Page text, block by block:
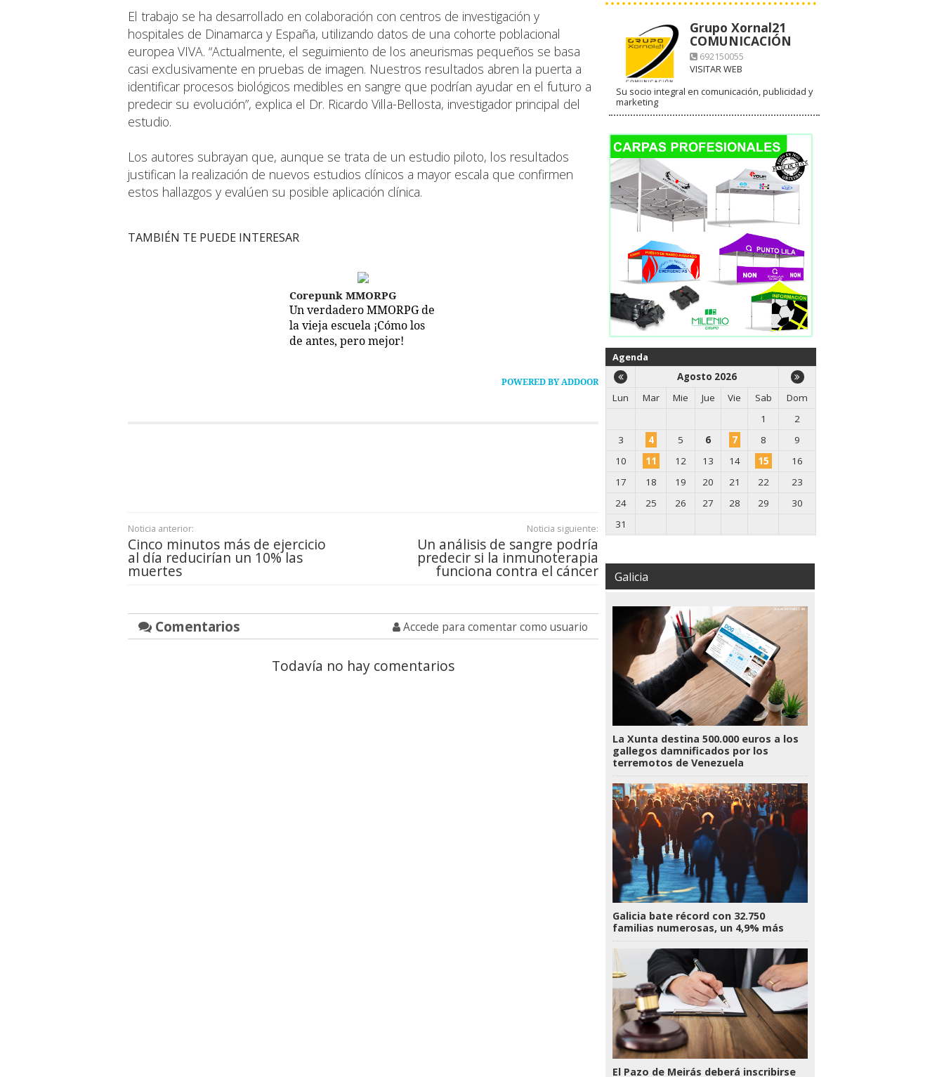
El trabajo se ha desarrollado en colaboración con centros de investigación y
hospitales de Dinamarca y España, utilizando datos de una cohorte poblacional
europea VIVA. “Actualmente, el seguimiento de los aneurismas pequeños se basa
casi exclusivamente en pruebas de imagen. Nuestros resultados abren la puerta a
identificar procesos biológicos medibles en sangre que podrían ayudar en el futuro a
predecir su evolución”, explica el Dr. Ricardo Villa-Bellosta, investigador principal del
estudio.
Los autores subrayan que, aunque se trata de un estudio piloto, los resultados
justifican la realización de nuevos estudios clínicos a mayor escala que confirmen
estos hallazgos y evalúen su posible aplicación clínica.
TAMBIÉN TE PUEDE INTERESAR
Corepunk MMORPG
Un verdadero MMORPG de
la vieja escuela ¡Cómo los
de antes, pero mejor!
POWERED BY ADDOOR
Noticia anterior:
Cinco minutos más de ejercicio
al día reducirían un 10% las
muertes
Noticia siguiente:
Un análisis de sangre podría
predecir si la inmunoterapia
funciona contra el cáncer
Comentarios Accede para comentar como usuario
Todavía no hay comentarios
Grupo Xornal21
COMUNICACIÓN
692150055
VISITAR WEB
Su socio integral en comunicación, publicidad y
marketing
Agenda
Agosto 2026
Lun
Mar Mie Jue Vie Sab
Dom
1
2
3
4 5 6 7 8
9
10
11 12 13 14 15
16
17
18 19 20 21 22
23
24
25 26 27 28 29
30
31
Galicia
La Xunta destina 500.000 euros a los
gallegos damnificados por los
terremotos de Venezuela
Galicia bate récord con 32.750
familias numerosas, un 4,9% más
El Pazo de Meirás deberá inscribirse